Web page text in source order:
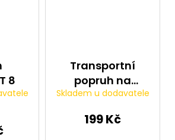
8
Transportní
popruh na
křesla, lehátka
Skladem u dodavatele
199 Kč